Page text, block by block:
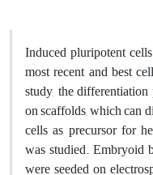
Induced pluripotent
most recent and best
study, the
on scaffolds, which can
cells as precursor for
was studied. Embryoid
were seeded on